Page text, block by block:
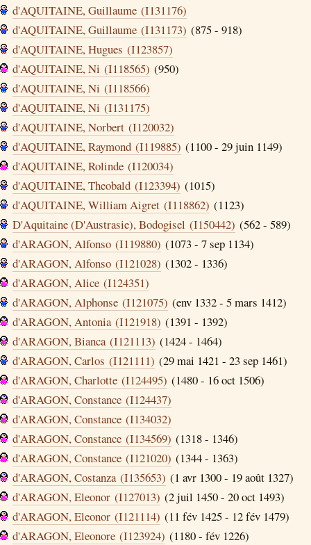
d'AQUITAINE, Guillaume (I131176)
d'AQUITAINE, Guillaume (I131173) (875 - 918)
d'AQUITAINE, Hugues (I123857)
d'AQUITAINE, Ni (I118565) (950)
d'AQUITAINE, Ni (I118566)
d'AQUITAINE, Ni (I131175)
d'AQUITAINE, Norbert (I120032)
d'AQUITAINE, Raymond (I119885) (1100 - 29 juin 1149)
d'AQUITAINE, Rolinde (I120034)
d'AQUITAINE, Theobald (I123394) (1015)
d'AQUITAINE, William Aigret (I118862) (1123)
D'Aquitaine (D'Austrasie), Bodogisel (I150442) (562 - 589)
d'ARAGON, Alfonso (I119880) (1073 - 7 sep 1134)
d'ARAGON, Alfonso (I121028) (1302 - 1336)
d'ARAGON, Alice (I124351)
d'ARAGON, Alphonse (I121075) (env 1332 - 5 mars 1412)
d'ARAGON, Antonia (I121918) (1391 - 1392)
d'ARAGON, Bianca (I121113) (1424 - 1464)
d'ARAGON, Carlos (I121111) (29 mai 1421 - 23 sep 1461)
d'ARAGON, Charlotte (I124495) (1480 - 16 oct 1506)
d'ARAGON, Constance (I124437)
d'ARAGON, Constance (I134032)
d'ARAGON, Constance (I134569) (1318 - 1346)
d'ARAGON, Constance (I121020) (1344 - 1363)
d'ARAGON, Costanza (I135653) (1 avr 1300 - 19 août 1327)
d'ARAGON, Eleonor (I127013) (2 juil 1450 - 20 oct 1493)
d'ARAGON, Eleonor (I121114) (11 fév 1425 - 12 fév 1479)
d'ARAGON, Eleonore (I123924) (1180 - fév 1226)